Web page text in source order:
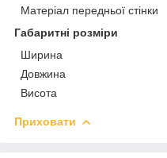
Матеріал передньої стінки
Габаритні розміри
Ширина
Довжина
Висота
Приховати